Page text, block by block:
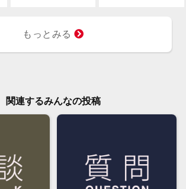
もっとみる
関連するみんなの投稿